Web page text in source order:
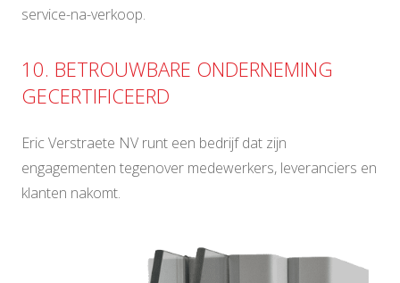
service-na-verkoop.
10. BETROUWBARE ONDERNEMING
GECERTIFICEERD
Eric Verstraete NV runt een bedrijf dat zijn
engagementen tegenover medewerkers, leveranciers en
klanten nakomt.